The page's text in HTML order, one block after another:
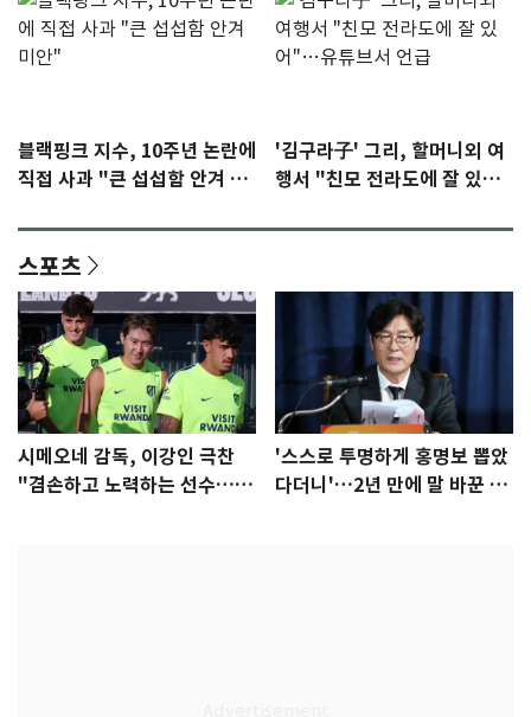
블랙핑크 지수, 10주년 논란에
직접 사과 "큰 섭섭함 안겨 미
'김구라子' 그리, 할머니외 여
행서 "친모 전라도에 잘 있
스포츠
시메오네 감독, 이강인 극찬
"겸손하고 노력하는 선수…좋
'스스로 투명하게 홍명보 뽑았
다더니'…2년 만에 말 바꾼 이